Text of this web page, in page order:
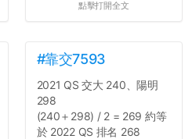
點擊打開全文
#靠交7593
2021 QS 交大 240、陽明
298
(240＋298) / 2 = 269 約等
於 2022 QS 排名 268